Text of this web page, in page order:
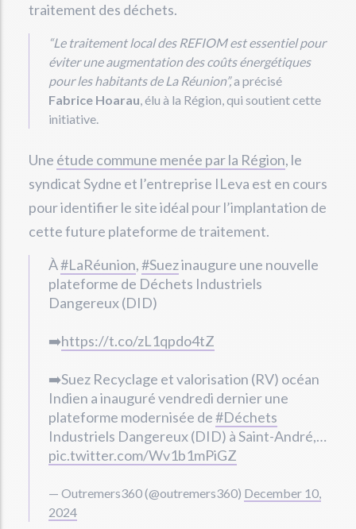
traitement des déchets.
“Le traitement local des REFIOM est essentiel pour
éviter une augmentation des coûts énergétiques
pour les habitants de La Réunion”,a précisé
Fabrice Hoarau, élu à la Région, qui soutient cette
initiative.
Une étude commune menée par la Région, le
syndicat Sydne et l’entreprise ILeva est en cours
pour identifier le site idéal pour l’implantation de
cette future plateforme de traitement.
À#LaRéunion,#Suezinaugure une nouvelle
plateforme de Déchets Industriels
Dangereux (DID)
➡️https://t.co/zL1qpdo4tZ
➡️Suez Recyclage et valorisation (RV) océan
Indien a inauguré vendredi dernier une
plateforme modernisée de#Déchets
Industriels Dangereux (DID) à Saint-André,…
pic.twitter.com/Wv1b1mPiGZ
— Outremers360 (@outremers360) December 10,
2024